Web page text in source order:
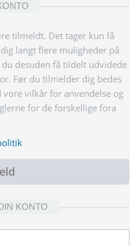
tilmeldt. Det tager kun få
langt flere muligheder på
desuden få tildelt udvidede
Før du tilmelder dig bedes
vilkår for anvendelse og
for de forskellige fora
KONTO